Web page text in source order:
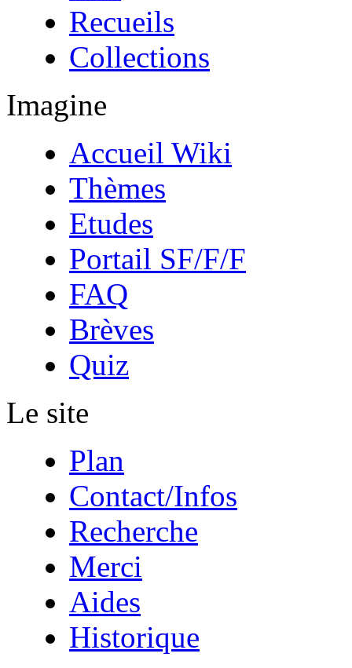
Recueils
Collections
Imagine
Accueil Wiki
Thèmes
Etudes
Portail SF/F/F
FAQ
Brèves
Quiz
Le site
Plan
Contact/Infos
Recherche
Merci
Aides
Historique